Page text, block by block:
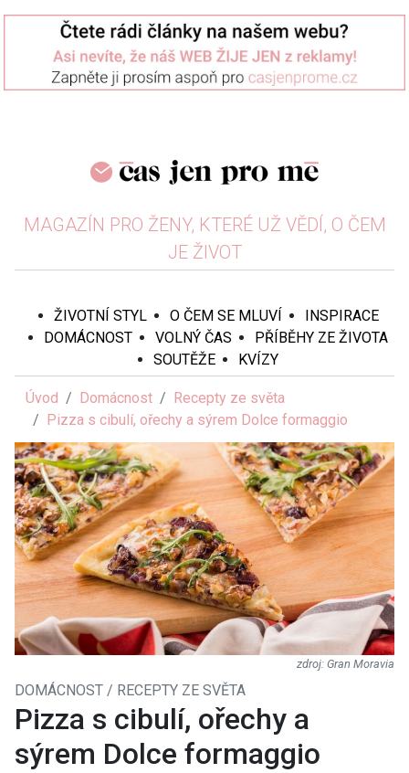
MAGAZÍN PRO ŽENY, KTERÉ UŽ VĚDÍ, O ČEM
JE ŽIVOT
ŽIVOTNÍ STYL O ČEM SE MLUVÍ
INSPIRACE
DOMÁCNOST
VOLNÝ ČAS
PŘÍBĚHY ZE ŽIVOTA
SOUTĚŽE
KVÍZY
Úvod Domácnost
Recepty ze světa
Pizza s cibulí, ořechy a sýrem Dolce formaggio
Gran Moravia
DOMÁCNOST / RECEPTY ZE SVĚTA
Pizza s cibulí, ořechy a
sýrem Dolce formaggio